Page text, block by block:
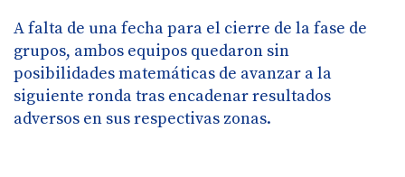
A falta de una fecha para el cierre de la fase de
grupos, ambos equipos quedaron sin
posibilidades matemáticas de avanzar a la
siguiente ronda tras encadenar resultados
adversos en sus respectivas zonas.